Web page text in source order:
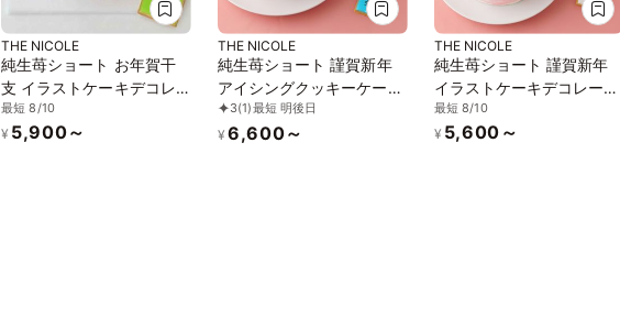
THE NICOLE
純生苺ショート お年賀干
支 イラストケーキデコレ
ーション 5号 ＊限定数【無
くなり次第終了】
最短 8/10
¥ 5,900～
THE NICOLE
純生苺ショート 謹賀新年
アイシングクッキーケーキ
イラストケーキデコレーシ
ョン 5号 ＊限定数【無くな
3(1)最短 明後日
¥ 6,600～
THE NICOLE
純生苺ショート 謹賀新年
イラストケーキデコレーシ
ョン 5号 ＊限定数【無くな
り次第終了】
最短 8/10
¥ 5,600～